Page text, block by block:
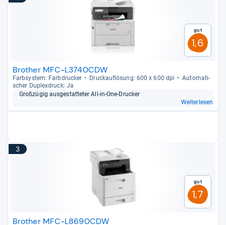
Gut
1,6
Brother MFC-L3740CDW
Farb­sys­tem: Farb­dru­cker Druck­auf­lö­sung: 600 x 600 dpi
Auto­ma­ti­
scher Duplex­druck: Ja
Groß­zü­gig aus­ge­stat­te­ter All-​in-​One-​Dru­cker
Weiterlesen
3
Gut
1,7
Brother MFC-L8690CDW